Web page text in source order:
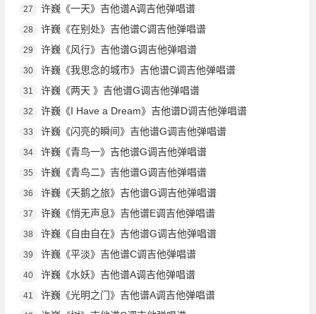
27 许巍《一天》吉他谱A调吉他弹唱谱
28 许巍《在别处》吉他谱C调吉他弹唱谱
29 许巍《风行》吉他谱G调吉他弹唱谱
30 许巍《我思念的城市》吉他谱C调吉他弹唱谱
31 许巍《两天 》吉他谱G调吉他弹唱谱
32 许巍《I Have a Dream》吉他谱D调吉他弹唱谱
33 许巍《闪亮的瞬间》吉他谱G调吉他弹唱谱
34 许巍《青鸟一》吉他谱G调吉他弹唱谱
35 许巍《青鸟二》吉他谱G调吉他弹唱谱
36 许巍《天鹅之旅》吉他谱G调吉他弹唱谱
37 许巍《悄无声息》吉他谱E调吉他弹唱谱
38 许巍《自由自在》吉他谱G调吉他弹唱谱
39 许巍《平淡》吉他谱C调吉他弹唱谱
40 许巍《水妖》吉他谱A调吉他弹唱谱
41 许巍《光明之门》吉他谱A调吉他弹唱谱